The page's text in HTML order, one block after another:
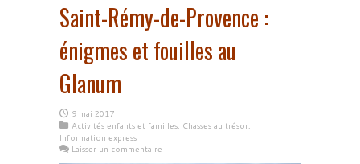
Saint-Rémy-de-Provence :
énigmes et fouilles au
Glanum
9 mai 2017
Activités enfants et familles, Chasses au trésor,
Information express
Laisser un commentaire